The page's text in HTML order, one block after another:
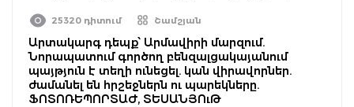
25320 դիտում Շամշյան
Արտակարգ դեպք՝ Արմավիրի մարզում.
Նորապատում գործող բենզալցակայանում
պայթյուն է տեղի ունեցել. կան վիրավորներ.
ժամանել են հրշեջներն ու պարեկները.
ՖՈՏՈՌԵՊՈՐՏԱԺ, ՏԵՍԱՆՅՈւԹ